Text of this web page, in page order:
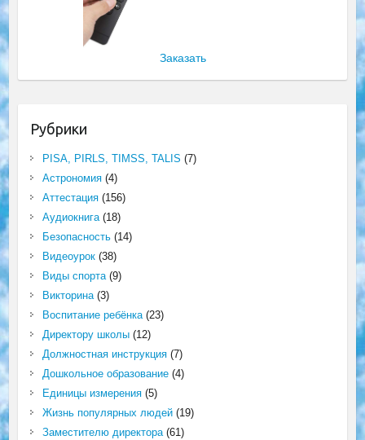
Заказать
Рубрики
PISA, PIRLS, TIMSS, TALIS (7)
Астрономия(4)
Аттестация(156)
Аудиокнига(18)
Безопасность(14)
Видеоурок(38)
Виды спорта(9)
Викторина(3)
Воспитание ребёнка(23)
Директору школы(12)
Должностная инструкция(7)
Дошкольное образование(4)
Единицы измерения(5)
Жизнь популярных людей(19)
Заместителю директора(61)